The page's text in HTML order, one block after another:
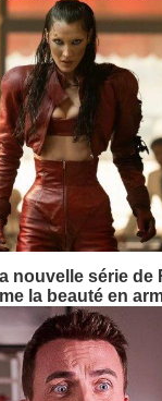
nouvelle série de
la beauté en